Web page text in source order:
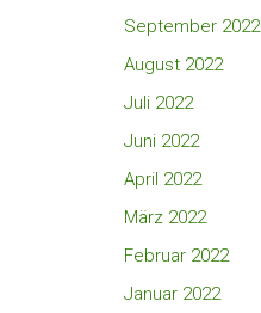
September 2022
August 2022
Juli 2022
Juni 2022
April 2022
März 2022
Februar 2022
Januar 2022